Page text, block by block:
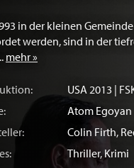
in der kleinen
werden, sind in der
mehr »
USA2013 |
Atom Egoyan
Colin Firth,
Thriller, Krimi